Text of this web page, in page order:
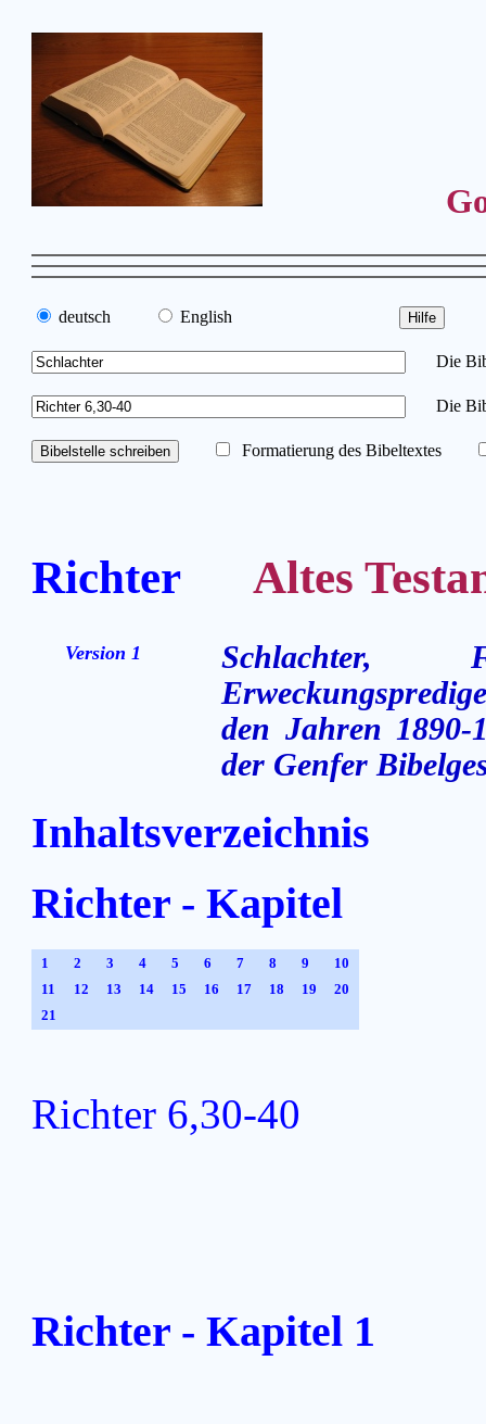
deutsch English
Die
Die
Formatierung des Bibeltextes
Richter Altes
Version 1
Schlachter,
den Jahren 1890-
der Genfer
Inhaltsverzeichnis
Richter - Kapitel
1 2 3 4 5 6 7 8 9
10
11
12 13 14 15 16 17 18 19
20
21
Richter 6,30-40
Richter - Kapitel 1